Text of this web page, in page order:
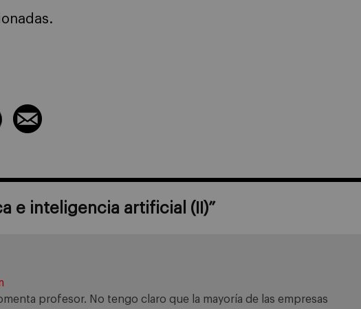
e inteligencia artificial (II)”
profesor. No tengo claro que la mayoría de las empresas